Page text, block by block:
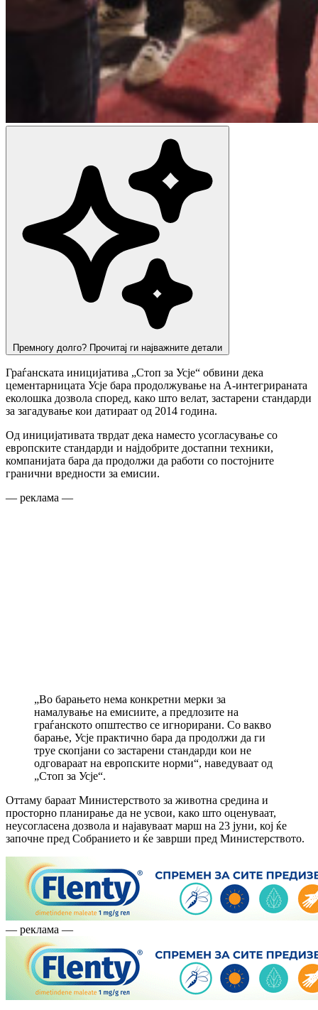
Премногу долго? Прочитај ги најважните детали
Граѓанската иницијатива „Стоп за Усје“ обвини дека
цементарницата Усје бара продолжување на А-интегрираната
еколошка дозвола според, како што велат, застарени стандарди
за загадување кои датираат од 2014 година.
Од иницијативата тврдат дека наместо усогласување со
европските стандарди и најдобрите достапни техники,
компанијата бара да продолжи да работи со постојните
гранични вредности за емисии.
— реклама —
„Во барањето нема конкретни мерки за
намалување на емисиите, а предлозите на
граѓанското општество се игнорирани. Со вакво
барање, Усје практично бара да продолжи да ги
труе скопјани со застарени стандарди кои не
одговараат на европските норми“, наведуваат од
„Стоп за Усје“.
Оттаму бараат Министерството за животна средина и
просторно планирање да не усвои, како што оценуваат,
неусогласена дозвола и најавуваат марш на 23 јуни, кој ќе
започне пред Собранието и ќе заврши пред Министерството.
— реклама —